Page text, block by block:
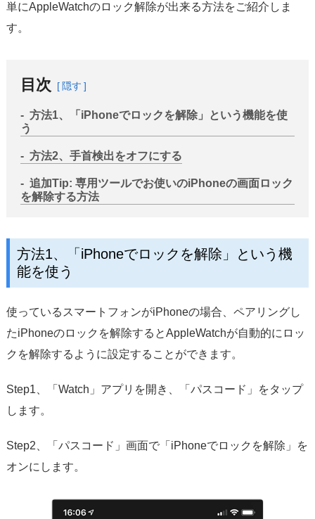
単にAppleWatchのロック解除が出来る方法をご紹介しま
す。
目次 隠す
方法1、「iPhoneでロックを解除」という機能を使
う
方法2、手首検出をオフにする
追加Tip: 専用ツールでお使いのiPhoneの画面ロック
を解除する方法
方法1、「iPhoneでロックを解除」という機
能を使う
使っているスマートフォンがiPhoneの場合、ペアリングし
たiPhoneのロックを解除するとAppleWatchが自動的にロッ
クを解除するように設定することができます。
Step1、「Watch」アプリを開き、「パスコード」をタップ
します。
Step2、「パスコード」画面で「iPhoneでロックを解除」を
オンにします。